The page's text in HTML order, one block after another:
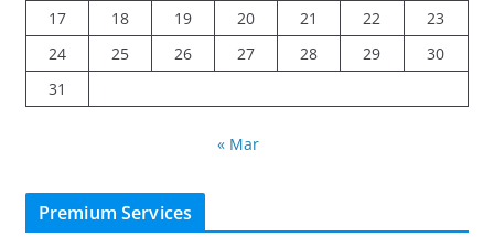
17
18 19 20 21 22
23
24
25 26 27 28 29
30
31
« Mar
Premium Services